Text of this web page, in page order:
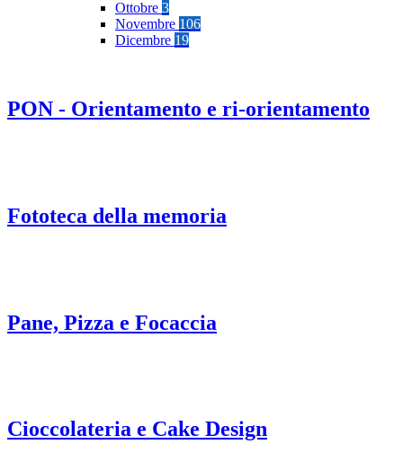
Ottobre 3
Novembre 106
Dicembre 19
PON - Orientamento e ri-orientamento
Fototeca della memoria
Pane, Pizza e Focaccia
Cioccolateria e Cake Design